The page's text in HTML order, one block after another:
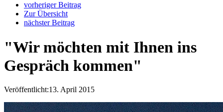
vorheriger Beitrag
Zur Übersicht
nächster Beitrag
"Wir möchten mit Ihnen ins
Gespräch kommen"
Veröffentlicht:13. April 2015